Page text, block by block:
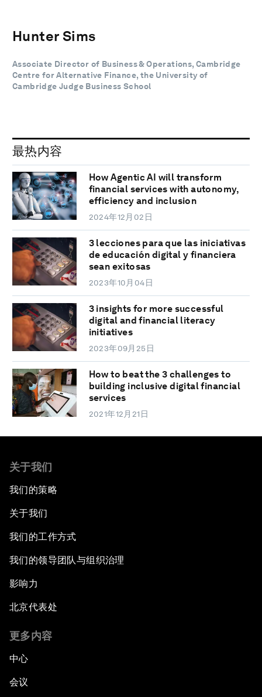
Hunter Sims
Associate Director of Business & Operations, Cambridge
Centre for Alternative Finance, the University of
Cambridge Judge Business School
最热内容
How Agentic AI will transform
financial services with autonomy,
efficiency and inclusion
2024年12月02日
3 lecciones para que las iniciativas
de educación digital y financiera
sean exitosas
2023年10月04日
3 insights for more successful
digital and financial literacy
initiatives
2023年09月25日
How to beat the 3 challenges to
building inclusive digital financial
services
2021年12月21日
关于我们
我们的策略
关于我们
我们的工作方式
我们的领导团队与组织治理
影响力
北京代表处
更多内容
中心
会议